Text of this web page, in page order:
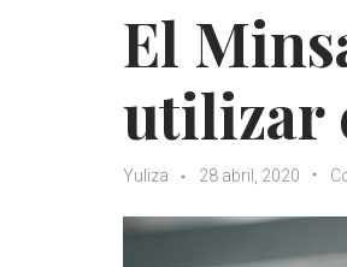
El
utilizar
Yuliza 28 abril, 2020